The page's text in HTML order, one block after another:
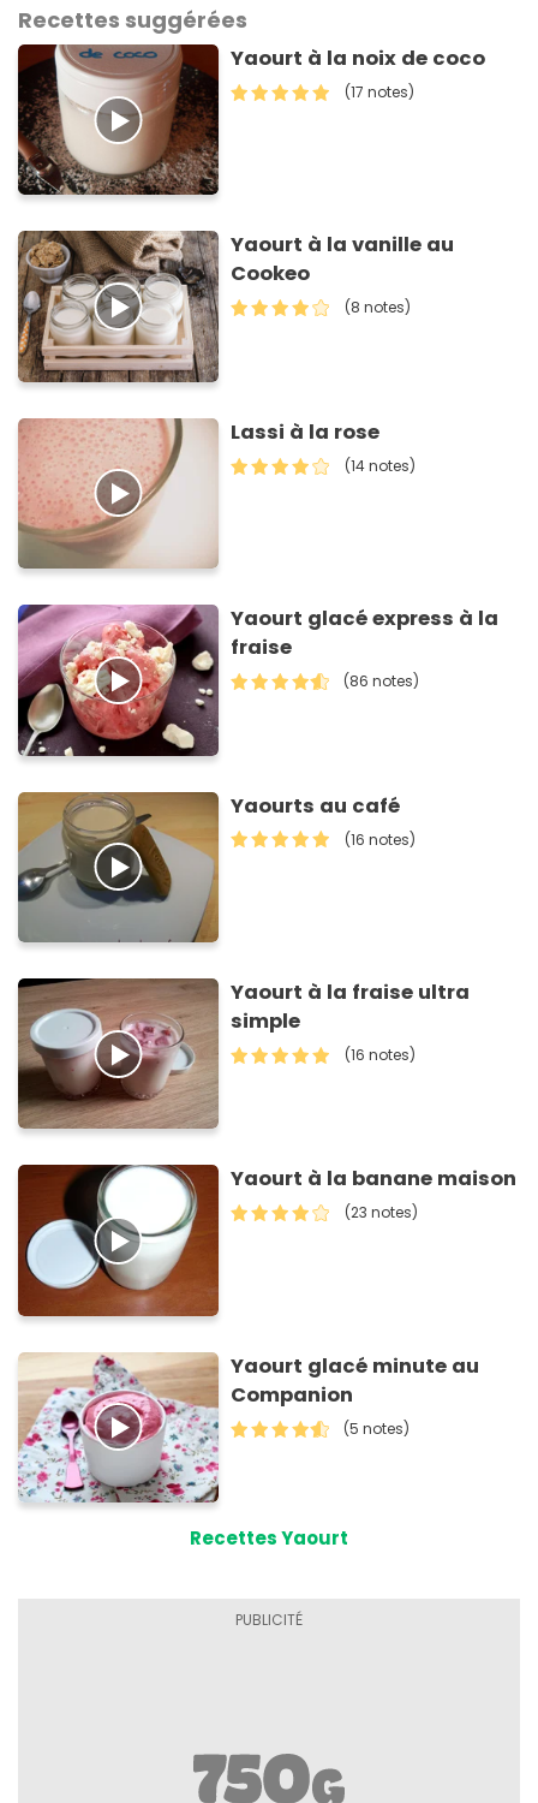
Recettes suggérées
Yaourt à la noix de coco
(17 notes)
Yaourt à la vanille au
Cookeo
(8 notes)
Lassi à la rose
(14 notes)
Yaourt glacé express à la
fraise
(86 notes)
Yaourts au café
(16 notes)
Yaourt à la fraise ultra
simple
(16 notes)
Yaourt à la banane maison
(23 notes)
Yaourt glacé minute au
Companion
(5 notes)
Recettes Yaourt